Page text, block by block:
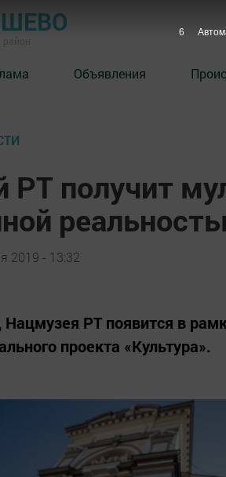
Объявления
РТ получит
2019 - 13:32
РТ появится в
проекта «Культура».
5